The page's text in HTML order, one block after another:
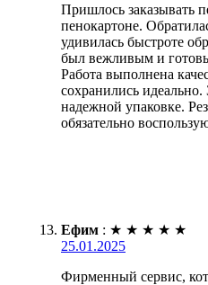
Пришлось заказывать
пенокартоне.
удивилась быстроте
был вежливым и
Работа выполнена
сохранились идеально.
надежной упаковке.
обязательно
Ефим : ★ ★ ★ ★ ★
25.01.2025
Фирменный сервис,